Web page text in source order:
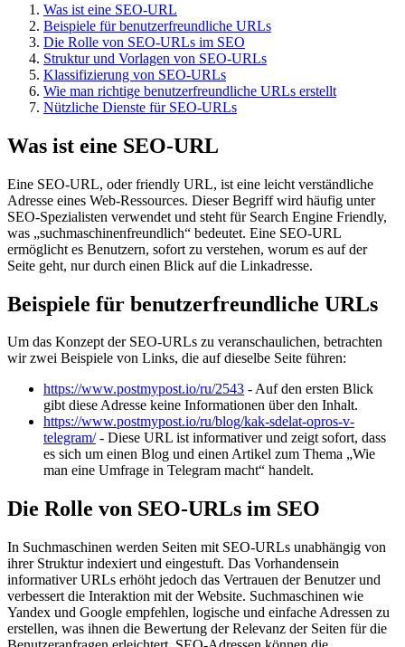
Was ist eine SEO-URL
Beispiele für benutzerfreundliche URLs
Die Rolle von SEO-URLs im SEO
Struktur und Vorlagen von SEO-URLs
Klassifizierung von SEO-URLs
Wie man richtige benutzerfreundliche URLs erstellt
Nützliche Dienste für SEO-URLs
Was ist eine SEO-URL
Eine SEO-URL, oder friendly URL, ist eine leicht verständliche
Adresse eines Web-Ressources. Dieser Begriff wird häufig unter
SEO-Spezialisten verwendet und steht für Search Engine Friendly,
was „suchmaschinenfreundlich“ bedeutet. Eine SEO-URL
ermöglicht es Benutzern, sofort zu verstehen, worum es auf der
Seite geht, nur durch einen Blick auf die Linkadresse.
Beispiele für benutzerfreundliche URLs
Um das Konzept der SEO-URLs zu veranschaulichen, betrachten
wir zwei Beispiele von Links, die auf dieselbe Seite führen:
https://www.postmypost.io/ru/2543 - Auf den ersten Blick
gibt diese Adresse keine Informationen über den Inhalt.
https://www.postmypost.io/ru/blog/kak-sdelat-opros-v-
telegram/- Diese URL ist informativer und zeigt sofort, dass
es sich um einen Blog und einen Artikel zum Thema „Wie
man eine Umfrage in Telegram macht“ handelt.
Die Rolle von SEO-URLs im SEO
In Suchmaschinen werden Seiten mit SEO-URLs unabhängig von
ihrer Struktur indexiert und eingestuft. Das Vorhandensein
informativer URLs erhöht jedoch das Vertrauen der Benutzer und
verbessert die Interaktion mit der Website. Suchmaschinen wie
Yandex und Google empfehlen, logische und einfache Adressen zu
erstellen, was ihnen die Bewertung der Relevanz der Seiten für die